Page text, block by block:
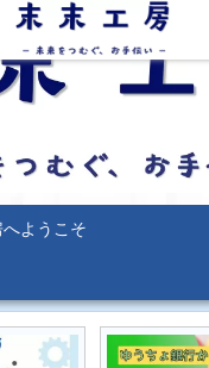
へようこそ